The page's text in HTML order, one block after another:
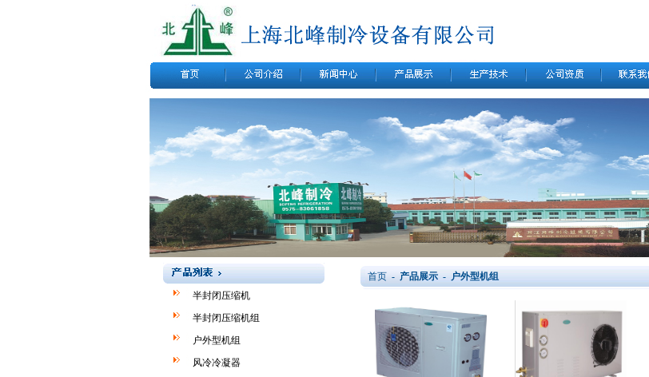
半封闭压缩机
半封闭压缩机组
户外型机组
风冷冷凝器
首页 - 产品展示 - 户外型机组